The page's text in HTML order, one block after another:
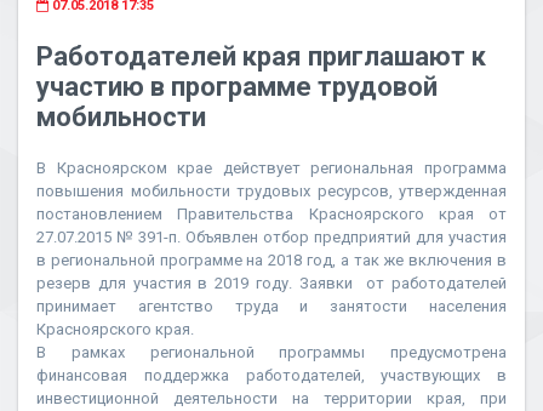
07.05.2018 17:35
Работодателей края приглашают к
участию в программе трудовой
мобильности
В Красноярском крае действует региональная программа
повышения мобильности трудовых ресурсов, утвержденная
постановлением Правительства Красноярского края от
27.07.2015 № 391-п. Объявлен отбор предприятий для участия
в региональной программе на 2018 год, а так же включения в
резерв для участия в 2019 году. Заявки от работодателей
принимает агентство труда и занятости населения
Красноярского края.
В рамках региональной программы предусмотрена
финансовая поддержка работодателей, участвующих в
инвестиционной деятельности на территории края, при